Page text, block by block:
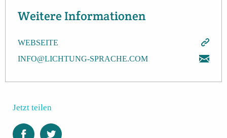
Weitere Informationen
WEBSEITE
INFO@LICHTUNG-SPRACHE.COM
Jetzt teilen